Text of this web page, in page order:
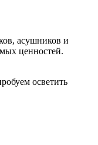
асушников и
ценностей.
осветить